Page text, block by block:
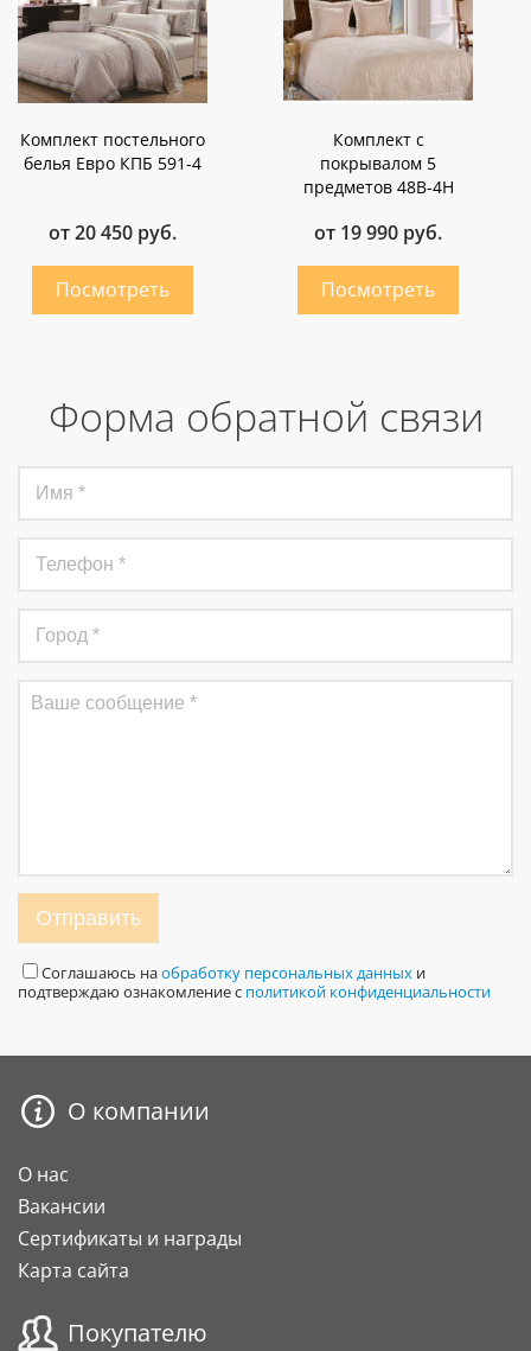
Комплект постельного
белья Евро КПБ 591-4
от 20 450 руб.
Комплект с
покрывалом 5
предметов 48В-4Н
от 19 990 руб.
Форма обратной связи
Отправить
Соглашаюсь наобработку персональных данных и
подтверждаю ознакомление с политикой конфиденциальности
О компании
О нас
Вакансии
Сертификаты и награды
Карта сайта
Покупателю